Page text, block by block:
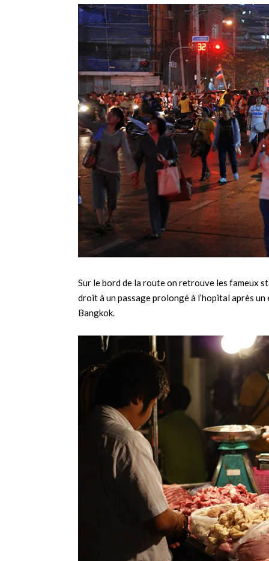
Sur le bord de la route on retrouve les fameux
droit à un passage prolongé à l’hopital après
Bangkok.